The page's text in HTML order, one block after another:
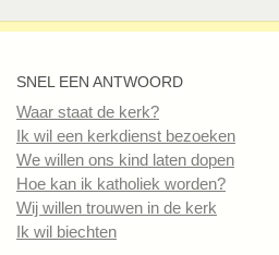
SNEL EEN ANTWOORD
Waar staat de kerk?
Ik wil een kerkdienst bezoeken
We willen ons kind laten dopen
Hoe kan ik katholiek worden?
Wij willen trouwen in de kerk
Ik wil biechten